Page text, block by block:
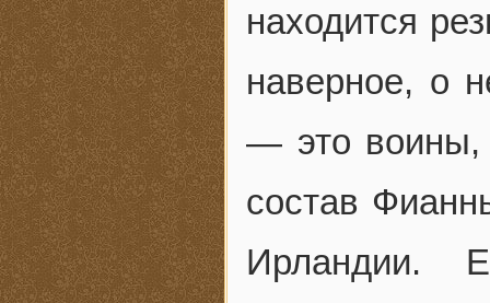
находится
наверное, о
— это воины,
состав
Ирландии.